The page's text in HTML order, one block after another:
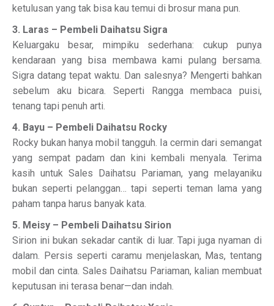
ketulusan yang tak bisa kau temui di brosur mana pun.
3. Laras – Pembeli Daihatsu Sigra
Keluargaku besar, mimpiku sederhana: cukup punya
kendaraan yang bisa membawa kami pulang bersama.
Sigra datang tepat waktu. Dan salesnya? Mengerti bahkan
sebelum aku bicara. Seperti Rangga membaca puisi,
tenang tapi penuh arti.
4. Bayu – Pembeli Daihatsu Rocky
Rocky bukan hanya mobil tangguh. Ia cermin dari semangat
yang sempat padam dan kini kembali menyala. Terima
kasih untuk Sales Daihatsu Pariaman, yang melayaniku
bukan seperti pelanggan… tapi seperti teman lama yang
paham tanpa harus banyak kata.
5. Meisy – Pembeli Daihatsu Sirion
Sirion ini bukan sekadar cantik di luar. Tapi juga nyaman di
dalam. Persis seperti caramu menjelaskan, Mas, tentang
mobil dan cinta. Sales Daihatsu Pariaman, kalian membuat
keputusan ini terasa benar—dan indah.